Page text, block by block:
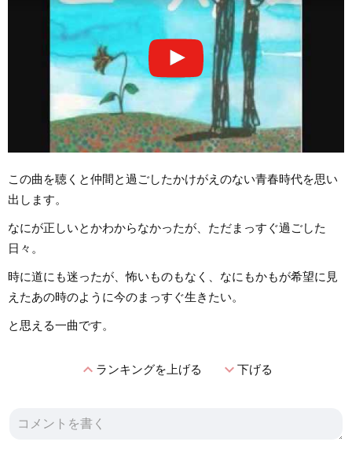
この曲を聴くと仲間と過ごしたかけがえのない青春時代を思い
出します。
なにが正しいとかわからなかったが、ただまっすぐ過ごした
日々。
時に道にも迷ったが、怖いものもなく、なにもかもが希望に見
えたあの時のように今のまっすぐ生きたい。
と思える一曲です。
expand_lessランキングを上げる expand_more下げる